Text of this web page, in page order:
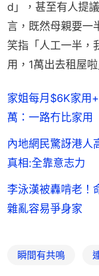
d」，甚至有人提
言，既然母親要一
笑指「人工一半，
用，1萬出去租屋啦
家姐每月$6K家用
萬：一路冇比家用
內地網民驚訝港
真相:全靠意志力
李泳漢被轟啃老
雜亂容易爭身家
瞬間有共鳴